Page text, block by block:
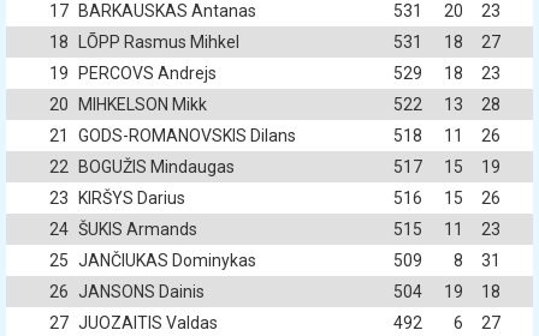
17
BARKAUSKAS Antanas 531 20
23
18
LÕPP Rasmus Mihkel 531 18
27
19
PERCOVS Andrejs 529 18
23
20
MIHKELSON Mikk 522 13
28
21
GODS-ROMANOVSKIS Dilans 518 11
26
22
BOGUŽIS Mindaugas 517 15
19
23
KIRŠYS Darius 516 15
26
24 ŠUKIS Armands 515 11
23
25 JANČIUKAS Dominykas 509 8
31
26 JANSONS Dainis 504 19
18
27 JUOZAITIS Valdas 492 6
27